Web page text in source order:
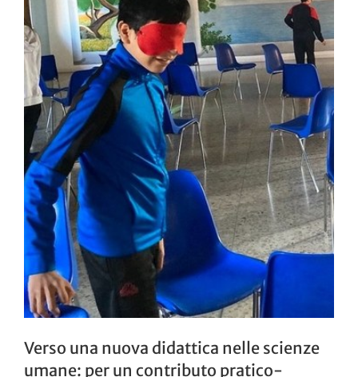
Verso una nuova didattica nelle scienze
umane: per un contributo pratico-